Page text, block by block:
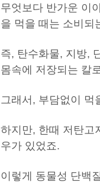
무엇보다 반가운 이
을 먹을 때는 소비되
즉, 탄수화물, 지방,
몸속에 저장되는 칼
그래서, 부담없이 먹
하지만, 한때 저탄고
우가 있었죠.
이렇게 동물성 단백